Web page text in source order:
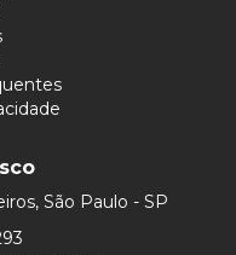
São Paulo - SP